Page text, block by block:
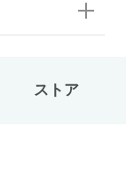
ストア